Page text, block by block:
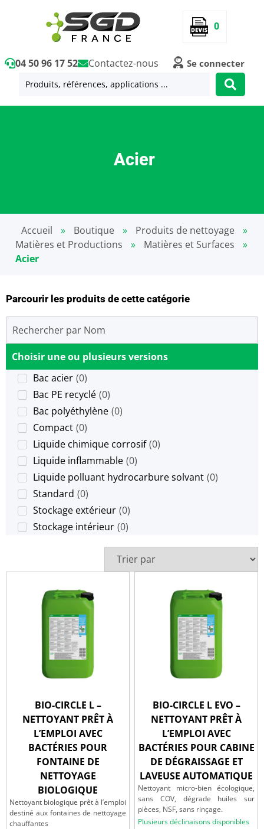
0
04 50 96 17 52 Contactez-nous Se connecter
Acier
Accueil » Boutique » Produits de nettoyage
»
Matières et Productions
» Matières et Surfaces
»
Acier
Parcourir les produits de cette catégorie
Choisir une ou plusieurs versions
Bac acier (0)
Bac PE recyclé (0)
Bac polyéthylène (0)
Compact (0)
Liquide chimique corrosif (0)
Liquide inflammable (0)
Liquide polluant hydrocarbure solvant (0)
Standard (0)
Stockage extérieur (0)
Stockage intérieur (0)
BIO-CIRCLE L –
NETTOYANT PRÊT À
L’EMPLOI AVEC
BACTÉRIES POUR
FONTAINE DE
NETTOYAGE
BIOLOGIQUE
Nettoyant biologique prêt à l’emploi
destiné aux fontaines de nettoyage
chauffantes
BIO-CIRCLE L EVO –
NETTOYANT PRÊT À
L’EMPLOI AVEC
BACTÉRIES POUR CABINE
DE DÉGRAISSAGE ET
LAVEUSE AUTOMATIQUE
Nettoyant micro‑bien écologique,
sans COV, dégrade huiles sur
pièces, NSF, sans rinçage.
Plusieurs déclinaisons disponibles